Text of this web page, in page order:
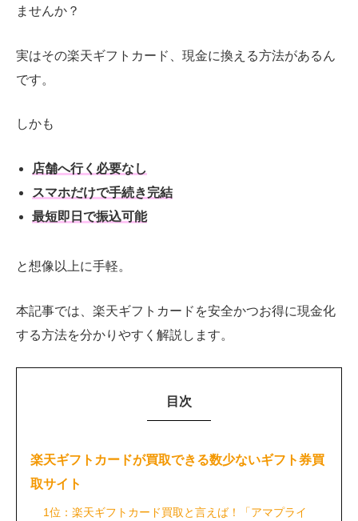
ませんか？
実はその楽天ギフトカード、現金に換える方法があるん
です。
しかも
店舗へ行く必要なし
スマホだけで手続き完結
最短即日で振込可能
と想像以上に手軽。
本記事では、楽天ギフトカードを安全かつお得に現金化
する方法を分かりやすく解説します。
目次
楽天ギフトカードが買取できる数少ないギフト券買
取サイト
1位：楽天ギフトカード買取と言えば！「アマプライ